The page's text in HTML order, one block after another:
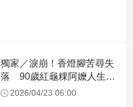
獨家／淚崩！香燈腳苦尋失
落 90歲紅龜粿阿嬤人生謝
幕2026/04/23 06:00